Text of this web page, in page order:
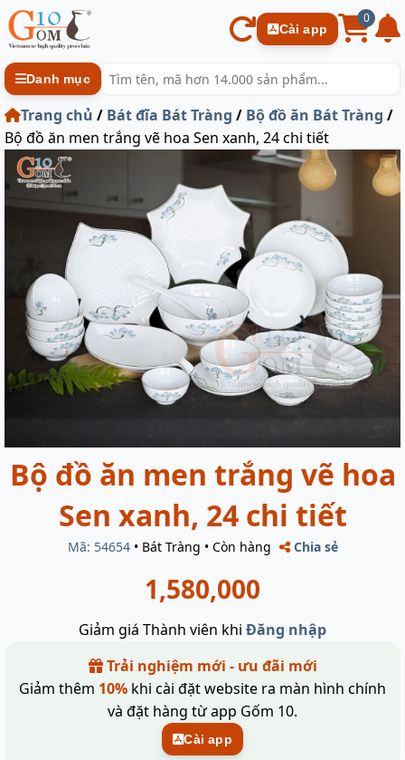
Cài app
0
Danh mục
Trang chủ / Bát đĩa Bát Tràng / Bộ đồ ăn Bát Tràng /
Bộ đồ ăn men trắng vẽ hoa Sen xanh, 24 chi tiết
Bộ đồ ăn men trắng vẽ hoa
Sen xanh, 24 chi tiết
Mã: 54654 • Bát Tràng • Còn hàng Chia sẻ
1,580,000
Giảm giá Thành viên khi Đăng nhập
Trải nghiệm mới - ưu đãi mới
Giảm thêm 10% khi cài đặt website ra màn hình chính
và đặt hàng từ app Gốm 10.
Cài app